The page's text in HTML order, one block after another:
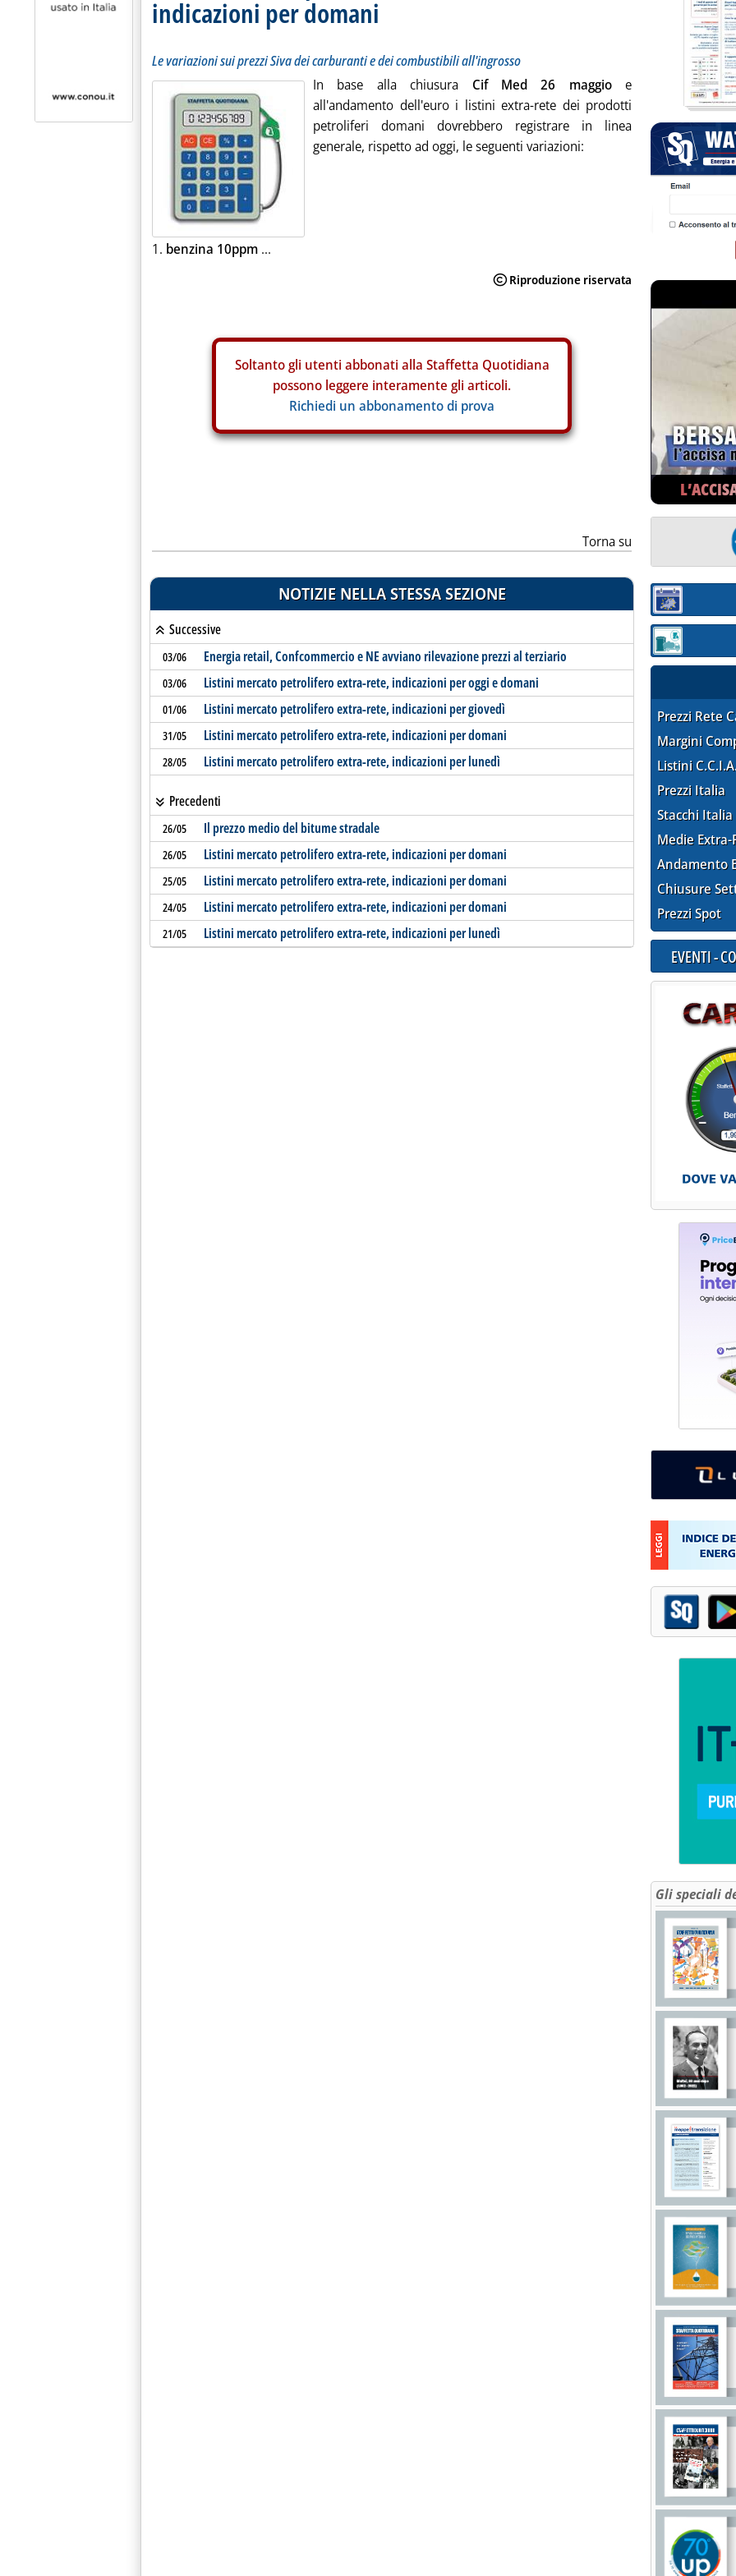
indicazioni per domani
Le variazioni sui prezzi Siva dei carburanti e dei combustibili all'ingrosso
In base alla chiusura Cif Med 26 maggioe
all'andamento dell'euro i listini extra-rete dei prodotti
petroliferi domani dovrebbero registrare in linea
generale, rispetto ad oggi, le seguenti variazioni:
1. benzina 10ppm ...
Soltanto gli utenti abbonati alla Staffetta Quotidiana
possono leggere interamente gli articoli.
Richiedi un abbonamento di prova
Torna su
NOTIZIE NELLA STESSA SEZIONE
Successive
03/06 Energia retail, Confcommercio e NE avviano rilevazione prezzi al terziario
03/06 Listini mercato petrolifero extra-rete, indicazioni per oggi e domani
01/06 Listini mercato petrolifero extra-rete, indicazioni per giovedì
31/05 Listini mercato petrolifero extra-rete, indicazioni per domani
28/05 Listini mercato petrolifero extra-rete, indicazioni per lunedì
Precedenti
26/05 Il prezzo medio del bitume stradale
26/05 Listini mercato petrolifero extra-rete, indicazioni per domani
25/05 Listini mercato petrolifero extra-rete, indicazioni per domani
24/05 Listini mercato petrolifero extra-rete, indicazioni per domani
21/05 Listini mercato petrolifero extra-rete, indicazioni per lunedì
Sezione:
Sezione:
Prezzi Rete
Margini
Listini
Prezzi Italia
Stacchi Italia
Medie Extra-
Andamento
Chiusure
Prezzi Spot
EVENTI -
Gli speciali